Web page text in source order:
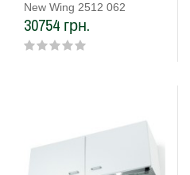
New Wing 2512 062
30754 грн.